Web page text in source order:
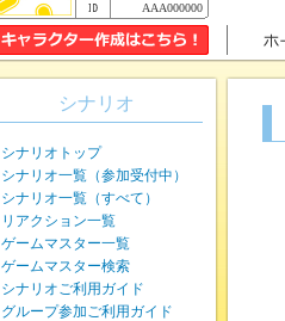
AAA000000
シナリオ
シナリオトップ
シナリオ一覧（参加受付中）
シナリオ一覧（すべて）
リアクション一覧
ゲームマスター一覧
ゲームマスター検索
シナリオご利用ガイド
グループ参加ご利用ガイド